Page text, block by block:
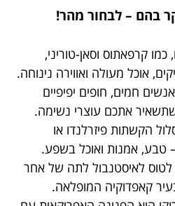
כמו קרפאתוס וסאן-טוריני,
אוכל מעולה ואווירה נינוחה.
חמים, חופים יפיפיים
אתכם עוצרי נשימה.
הקשתות פיזרלנדו או
טבע, אמנות ואוכל בשפע.
לטוס לאיסטנבול לתה של אחר
קאפדוקיה המופלאה.